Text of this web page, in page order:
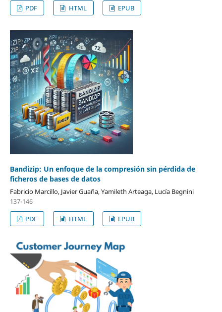
PDF
HTML EPUB
Bandizip: Un enfoque de la compresión sin pérdida de
ficheros de bases de datos
Fabricio Marcillo, Javier Guaña, Yamileth Arteaga, Lucía Begnini
137-146
PDF
HTML EPUB